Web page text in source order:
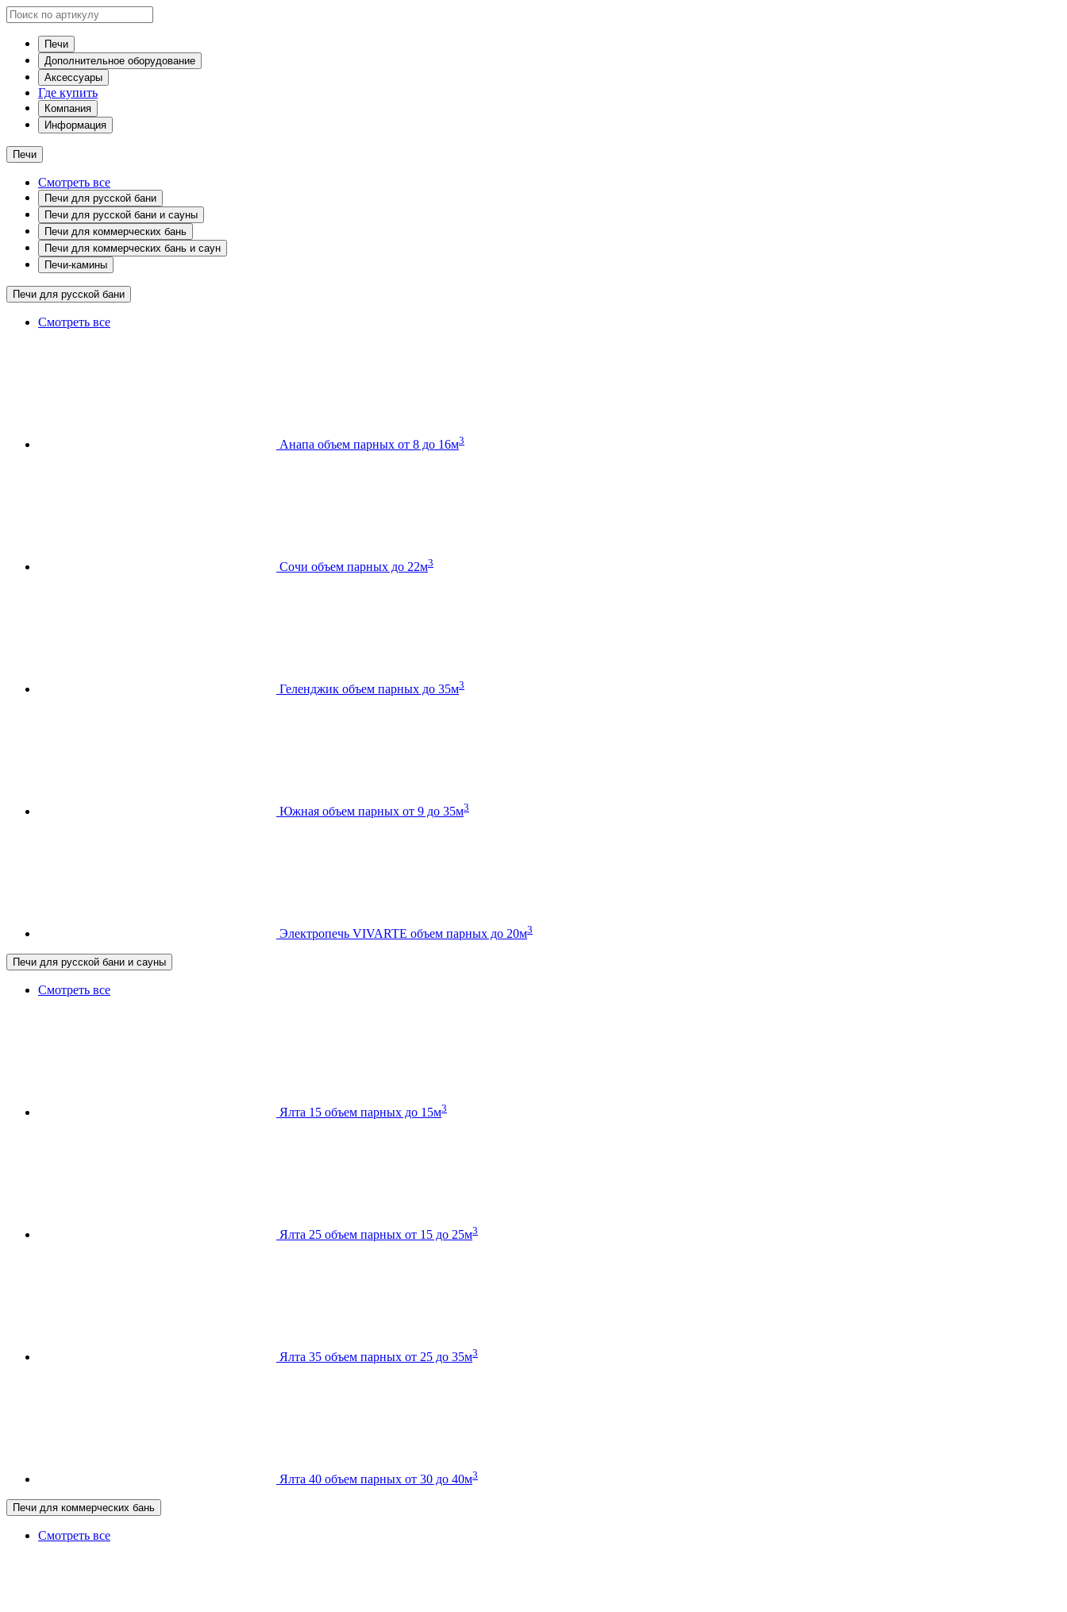
Печи
Дополнительное оборудование
Аксессуары
Где купить
Компания
Информация
Печи
Смотреть все
Печи для русской бани
Печи для русской бани и сауны
Печи для коммерческих бань
Печи для коммерческих бань и саун
Печи-камины
Печи для русской бани
Смотреть все
Анапа объем парных от 8 до 16м3
Сочи объем парных до 22м3
Геленджик объем парных до 35м3
Южная объем парных от 9 до 35м3
Электропечь VIVARTE объем парных до 20м3
Печи для русской бани и сауны
Смотреть все
Ялта 15 объем парных до 15м3
Ялта 25 объем парных от 15 до 25м3
Ялта 35 объем парных от 25 до 35м3
Ялта 40 объем парных от 30 до 40м3
Печи для коммерческих бань
Смотреть все